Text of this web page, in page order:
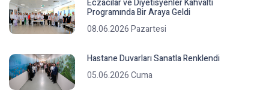
Eczacılar ve Diyetisyenler Kahvaltı
Programında Bir Araya Geldi
08.06.2026 Pazartesi
Hastane Duvarları Sanatla Renklendi
05.06.2026 Cuma